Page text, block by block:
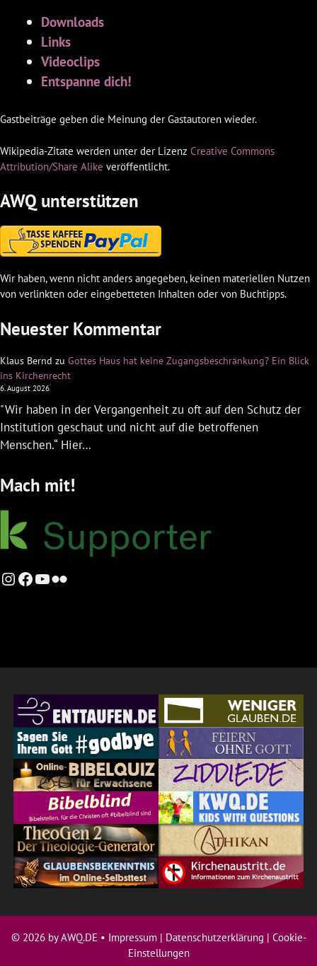
Downloads
Links
Videoclips
Entspanne dich!
Gastbeiträge geben die Meinung der Gastautoren wieder.
Wikipedia-Zitate werden unter der Lizenz Creative Commons
Attribution/Share Alike veröffentlicht.
AWQ unterstützen
Wir haben, wenn nicht anders angegeben, keinen materiellen Nutzen
von verlinkten oder eingebetteten Inhalten oder von Buchtipps.
Neuester Kommentar
Klaus Bernd zu Gottes Haus hat keine Zugangsbeschränkung? Ein Blick
ins Kirchenrecht
6. August 2026
"Wir haben in der Vergangenheit zu oft auf den Schutz der
Institution geschaut und nicht auf die betroffenen
Menschen.“ Hier…
Mach mit!
Instagram
Facebook
YouTube
Flickr
© 2026 by AWQ.DE • Impressum| Datenschutzerklärung | Cookie-
Einstellungen